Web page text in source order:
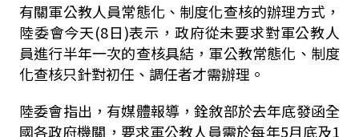
有關軍公教人員常態化、制度化查核的辦理方式，
陸委會今天(8日)表示，政府從未要求對軍公教人
員進行半年一次的查核具結，軍公教常態化、制度
化查核只針對初任、調任者才需辦理。
陸委會指出，有媒體報導，銓敘部於去年底發函全
國各政府機關，要求軍公教人員需於每年5月底及1